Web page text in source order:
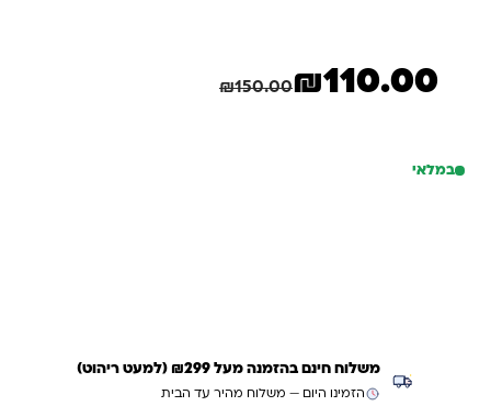
המשחק מכיל 110 כרטיסים מגנטים ₪150.00
המחיר המקורי היה: ₪150.00.
₪110.00
המחיר הנוכחי הוא: ₪110.00.
במלאי
משלוח חינם בהזמנה מעל ₪299 (למעט ריהוט)
הזמינו היום — משלוח מהיר עד הבית